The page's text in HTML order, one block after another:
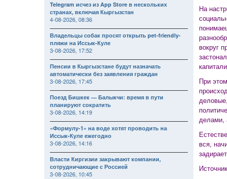
На
вокруг
При
делами,
вся,
Telegram исчез из App Store в нескольких
странах, включая Кыргызстан
4-08-2026, 08:36
Владельцы собак просят открыть pet-friendly-
пляжи на Иссык-Куле
3-08-2026, 17:52
Пенсии в Кыргызстане будут назначать
автоматически без заявления граждан
3-08-2026, 17:45
Поезд Бишкек — Балыкчи: время в пути
планируют сократить
3-08-2026, 14:19
«Формулу-1» на воде хотят проводить на
Иссык-Куле ежегодно
3-08-2026, 14:16
Власти Киргизии закрывают компании,
сотрудничающие с Россией
3-08-2026, 10:45